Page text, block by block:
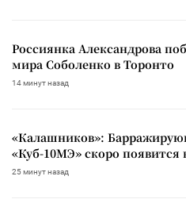
Россиянка Александрова
мира Соболенко в Торонто
14 минут назад
«Калашников»:
«Куб-10МЭ» скоро появится
25 минут назад